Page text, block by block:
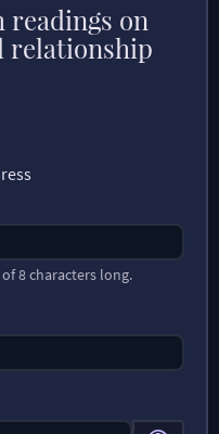
on
relationship
8 characters long.